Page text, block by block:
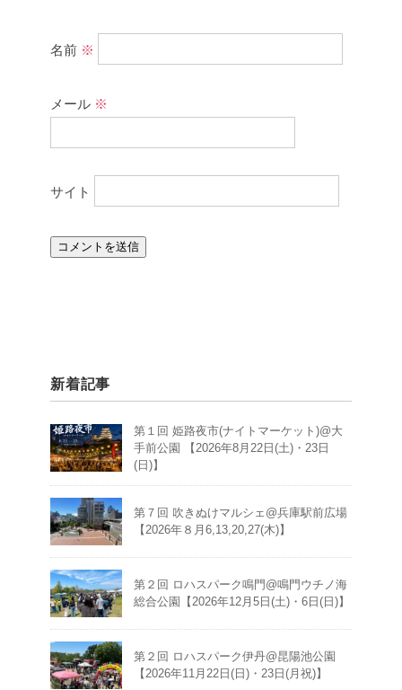
名前 ※
メール ※
サイト
新着記事
第１回 姫路夜市(ナイトマーケット)@大
手前公園 【2026年8月22日(土)・23日
(日)】
第７回 吹きぬけマルシェ@兵庫駅前広場
【2026年８月6,13,20,27(木)】
第２回 ロハスパーク鳴門@鳴門ウチノ海
総合公園【2026年12月5日(土)・6日(日)】
第２回 ロハスパーク伊丹@昆陽池公園
【2026年11月22日(日)・23日(月祝)】